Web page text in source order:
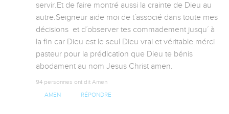
servir.Et de faire montré aussi la crainte de Dieu au
autre.Seigneur aide moi de t´associé dans toute mes
décisions  et d´observer tes commadement jusqu´ à
la fin car Dieu est le seul Dieu vrai et véritable.mérci
pasteur pour la prédication que Dieu te bénis
abodament au nom Jesus Christ amen.
94 personnes ont dit Amen
AMEN RÉPONDRE